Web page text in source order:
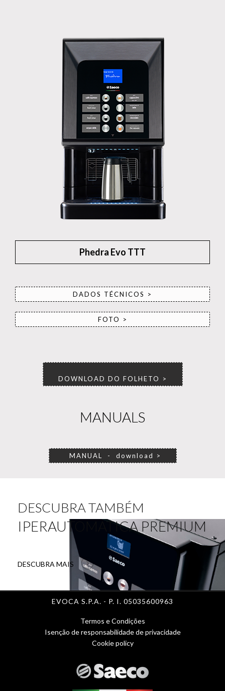
Phedra Evo TTT
DADOS TÉCNICOS >
FOTO >
DOWNLOAD DO FOLHETO >
MANUALS
MANUAL - download >
DESCUBRA TAMBÉM
IPERAUTOMATICA PREMIUM
DESCUBRA MAIS
EVOCA S.P.A. - P. I. 05035600963
Menu
Termos e Condições
Isenção de responsabilidade de privacidade
Cookie policy